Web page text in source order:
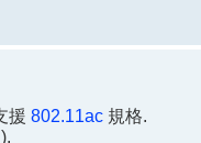
援 802.11ac 規格.